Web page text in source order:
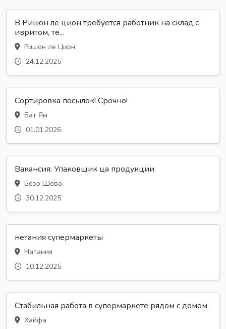
В Ришон ле цион требуется работник на склад с
ивритом, те...
Ришон ле Цион
24.12.2025
Сортировка посылок! Срочно!
Бат Ям
01.01.2026
Вакансия: Упаковщик ца продукции
Беэр Шева
30.12.2025
нетания супермаркеты
Натания
10.12.2025
Стабильная работа в супермаркете рядом с домом
Хайфа